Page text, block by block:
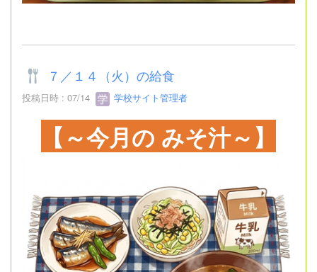
７／１４（火）の給食
投稿日時 : 07/14 学校サイト管理者
【～今月の みそ汁～】